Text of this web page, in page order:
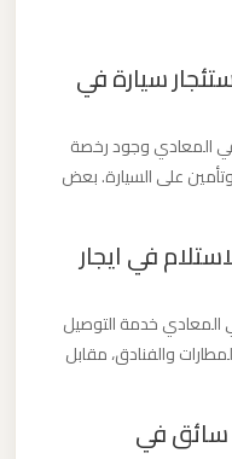
سيارة في
المعادي وجود رخصة
على السيارة. بعض
في ايجار
المعادي خدمة التوصيل
والفنادق، مقابل
سائق في